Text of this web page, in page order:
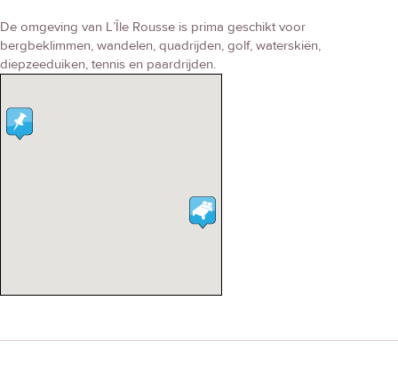
De omgeving van L’Île Rousse is prima geschikt voor
bergbeklimmen, wandelen, quadrijden, golf, waterskiën,
diepzeeduiken, tennis en paardrijden.